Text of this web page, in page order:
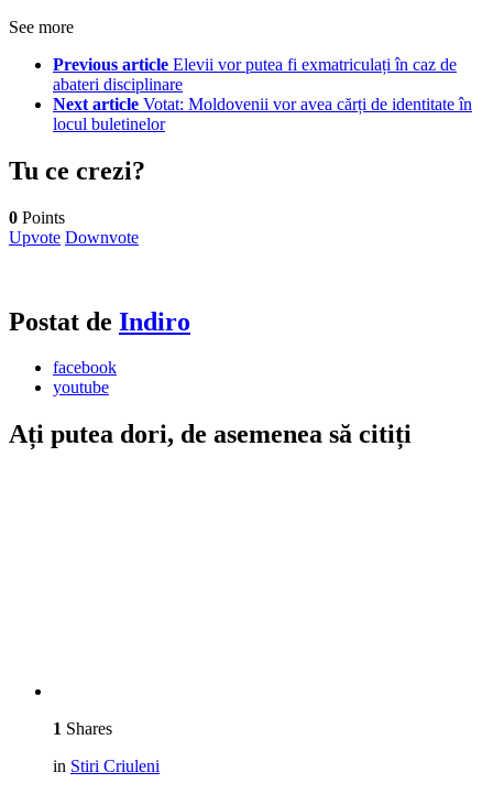
See more
Previous article Elevii vor putea fi exmatriculați în caz de
abateri disciplinare
Next article Votat: Moldovenii vor avea cărți de identitate în
locul buletinelor
Tu ce crezi?
0 Points
Upvote Downvote
Postat de Indiro
facebook
youtube
Ați putea dori, de asemenea să citiți
1 Shares
in Stiri Criuleni